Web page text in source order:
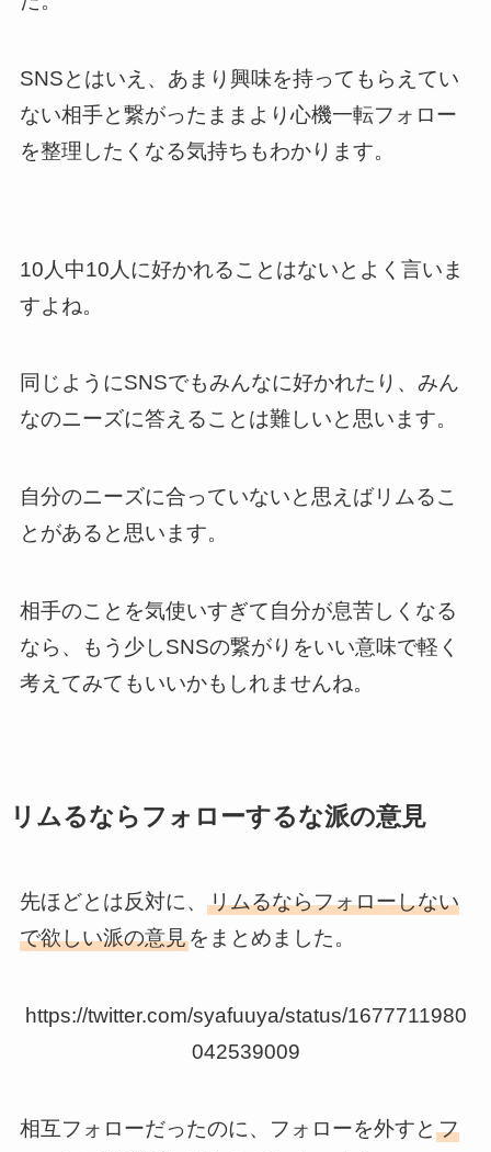
SNSとはいえ、あまり興味を持ってもらえてい
ない相手と繋がったままより心機一転フォロー
を整理したくなる気持ちもわかります。
10人中10人に好かれることはないとよく言いま
すよね。
同じようにSNSでもみんなに好かれたり、みん
なのニーズに答えることは難しいと思います。
自分のニーズに合っていないと思えばリムるこ
とがあると思います。
相手のことを気使いすぎて自分が息苦しくなる
なら、もう少しSNSの繋がりをいい意味で軽く
考えてみてもいいかもしれませんね。
リムるならフォローするな派の意見
先ほどとは反対に、 リムるならフォローしない
で欲しい派の意見をまとめました。
https://twitter.com/syafuuya/status/1677711980
042539009
相互フォローだったのに、フォローを外すと フ